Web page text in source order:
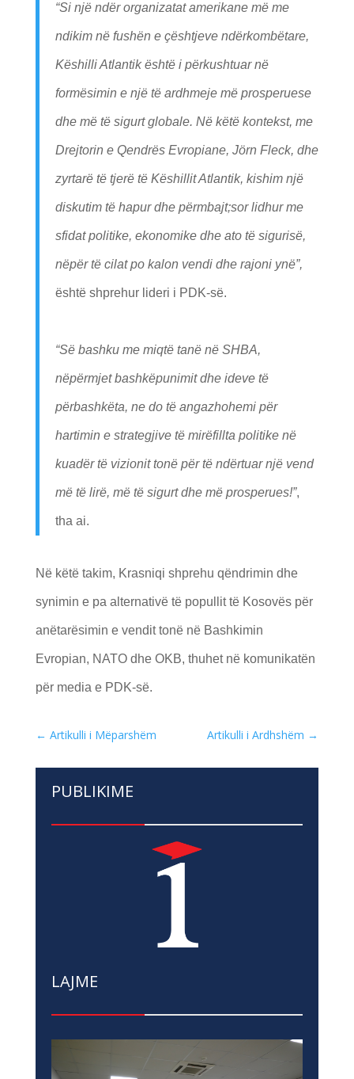
“Si një ndër organizatat amerikane më me
ndikim në fushën e çështjeve ndërkombëtare,
Këshilli Atlantik është i përkushtuar në
formësimin e një të ardhmeje më prosperuese
dhe më të sigurt globale. Në këtë kontekst, me
Drejtorin e Qendrës Evropiane, Jörn Fleck, dhe
zyrtarë të tjerë të Këshillit Atlantik, kishim një
diskutim të hapur dhe përmbajt;sor lidhur me
sfidat politike, ekonomike dhe ato të sigurisë,
nëpër të cilat po kalon vendi dhe rajoni ynë”,
është shprehur lideri i PDK-së.
“Së bashku me miqtë tanë në SHBA,
nëpërmjet bashkëpunimit dhe ideve të
përbashkëta, ne do të angazhohemi për
hartimin e strategjive të mirëfillta politike në
kuadër të vizionit tonë për të ndërtuar një vend
më të lirë, më të sigurt dhe më prosperues!”,
tha ai.
Në këtë takim, Krasniqi shprehu qëndrimin dhe
synimin e pa alternativë të popullit të Kosovës për
anëtarësimin e vendit tonë në Bashkimin
Evropian, NATO dhe OKB, thuhet në komunikatën
për media e PDK-së.
← Artikulli i Mëparshëm Artikulli i Ardhshëm →
PUBLIKIME
LAJME